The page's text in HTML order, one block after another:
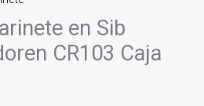
en Sib
CR103 Caja